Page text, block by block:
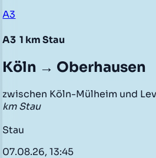
A3
A3 1 km Stau
Köln → Oberhausen
zwischen Köln-Mülheim und
km Stau
Stau
07.08.26, 13:45